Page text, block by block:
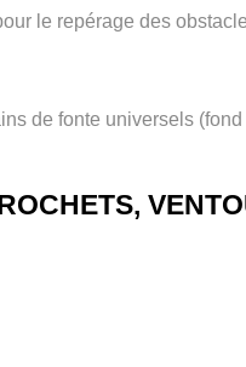
le repérage des
de fonte universels